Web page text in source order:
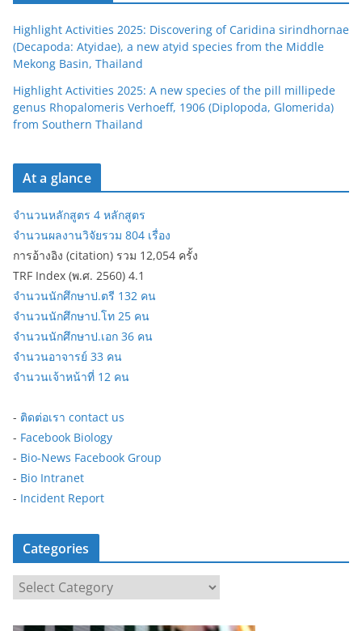
Highlight Activities 2025: Discovering of Caridina sirindhornae
(Decapoda: Atyidae), a new atyid species from the Middle
Mekong Basin, Thailand
Highlight Activities 2025: A new species of the pill millipede
genus Rhopalomeris Verhoeff, 1906 (Diplopoda, Glomerida)
from Southern Thailand
At a glance
จำนวนหลักสูตร 4 หลักสูตร
จำนวนผลงานวิจัยรวม 804 เรื่อง
การอ้างอิง (citation) รวม 12,054 ครั้ง
TRF Index (พ.ศ. 2560) 4.1
จำนวนนักศึกษาป.ตรี 132 คน
จำนวนนักศึกษาป.โท 25 คน
จำนวนนักศึกษาป.เอก 36 คน
จำนวนอาจารย์ 33 คน
จำนวนเจ้าหน้าที่ 12 คน
- ติดต่อเรา contact us
- Facebook Biology
- Bio-News Facebook Group
- Bio Intranet
- Incident Report
Categories
a
t